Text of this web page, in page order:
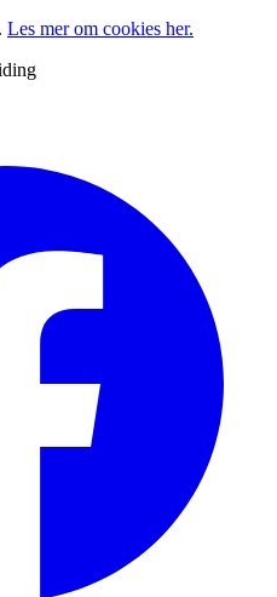
Les mer om cookies her.